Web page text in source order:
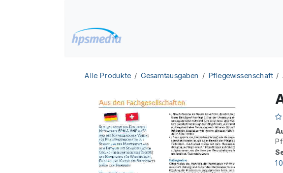
Alle Produkte Gesamtausgaben Pflegewissenschaft